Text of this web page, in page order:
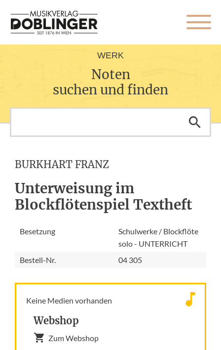
WERK
Noten
suchen und finden
BURKHART FRANZ
Unterweisung im
Blockflötenspiel Textheft
Besetzung
Schulwerke / Blockflöte
solo - UNTERRICHT
Bestell-Nr.
04 305
Keine Medien vorhanden
Webshop
Zum Webshop